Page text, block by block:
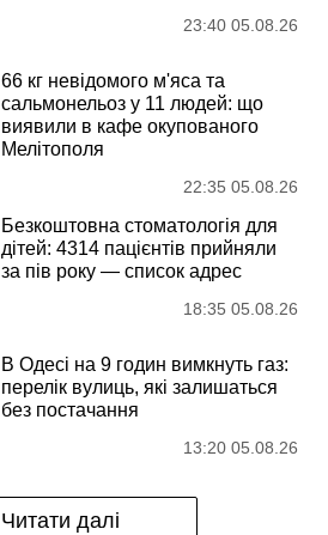
23:40 05.08.26
66 кг невідомого м'яса та
сальмонельоз у 11 людей: що
виявили в кафе окупованого
Мелітополя
22:35 05.08.26
Безкоштовна стоматологія для
дітей: 4314 пацієнтів прийняли
за пів року — список адрес
18:35 05.08.26
В Одесі на 9 годин вимкнуть газ:
перелік вулиць, які залишаться
без постачання
13:20 05.08.26
Читати далі